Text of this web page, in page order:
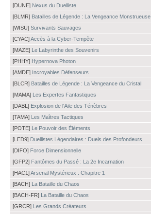
[DUNE] Nexus du Duelliste
[BLMR] Batailles de Légende : La Vengeance Monstrueuse
[WISU] Survivants Sauvages
[CYAC]Accès à la Cyber-Tempête
[MAZE] Le Labyrinthe des Souvenirs
[PHHY] Hypernova Photon
[AMDE] Incroyables Défenseurs
[BLCR] Batailles de Légende : La Vengeance du Cristal
[MAMA] Les Expertes Fantastiques
[DABL] Explosion de l'Aile des Ténèbres
[TAMA] Les Maîtres Tactiques
[POTE] Le Pouvoir des Éléments
[LED9] Duellistes Légendaires : Duels des Profondeurs
[DIFO] Force Dimensionnelle
[GFP2] Fantômes du Passé : La 2e Incarnation
[HAC1]Arsenal Mystérieux : Chapitre 1
[BACH] La Bataille du Chaos
[BACH-FR] La Bataille du Chaos
[GRCR] Les Grands Créateurs